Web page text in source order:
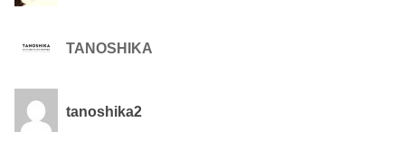
TANOSHIKA
tanoshika2